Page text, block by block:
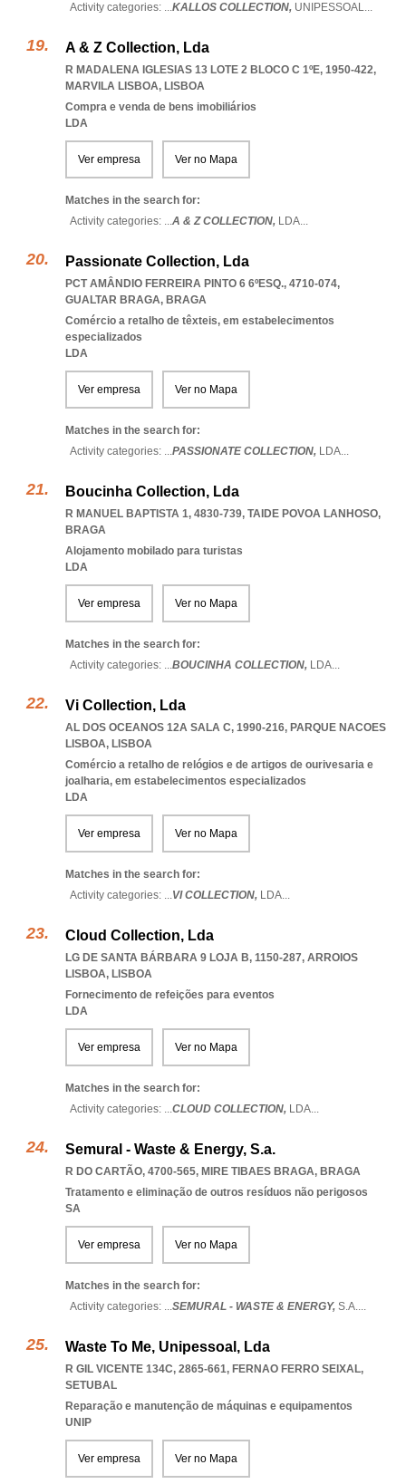
Activity categories: ...KALLOS COLLECTION, UNIPESSOAL...
A & Z Collection, Lda
R MADALENA IGLESIAS 13 LOTE 2 BLOCO C 1ºE, 1950-422,
MARVILA LISBOA, LISBOA
Compra e venda de bens imobiliários
LDA
Ver empresa Ver no Mapa
Matches in the search for:
Activity categories: ...A & Z COLLECTION, LDA...
Passionate Collection, Lda
PCT AMÂNDIO FERREIRA PINTO 6 6ºESQ., 4710-074,
GUALTAR BRAGA, BRAGA
Comércio a retalho de têxteis, em estabelecimentos
especializados
LDA
Ver empresa Ver no Mapa
Matches in the search for:
Activity categories: ...PASSIONATE COLLECTION, LDA...
Boucinha Collection, Lda
R MANUEL BAPTISTA 1, 4830-739, TAIDE POVOA LANHOSO,
BRAGA
Alojamento mobilado para turistas
LDA
Ver empresa Ver no Mapa
Matches in the search for:
Activity categories: ...BOUCINHA COLLECTION, LDA...
Vi Collection, Lda
AL DOS OCEANOS 12A SALA C, 1990-216, PARQUE NACOES
LISBOA, LISBOA
Comércio a retalho de relógios e de artigos de ourivesaria e
joalharia, em estabelecimentos especializados
LDA
Ver empresa Ver no Mapa
Matches in the search for:
Activity categories: ...VI COLLECTION, LDA...
Cloud Collection, Lda
LG DE SANTA BÁRBARA 9 LOJA B, 1150-287, ARROIOS
LISBOA, LISBOA
Fornecimento de refeições para eventos
LDA
Ver empresa Ver no Mapa
Matches in the search for:
Activity categories: ...CLOUD COLLECTION, LDA...
Semural - Waste & Energy, S.a.
R DO CARTÃO, 4700-565, MIRE TIBAES BRAGA, BRAGA
Tratamento e eliminação de outros resíduos não perigosos
SA
Ver empresa Ver no Mapa
Matches in the search for:
Activity categories: ...SEMURAL - WASTE & ENERGY, S.A....
Waste To Me, Unipessoal, Lda
R GIL VICENTE 134C, 2865-661, FERNAO FERRO SEIXAL,
SETUBAL
Reparação e manutenção de máquinas e equipamentos
UNIP
Ver empresa Ver no Mapa